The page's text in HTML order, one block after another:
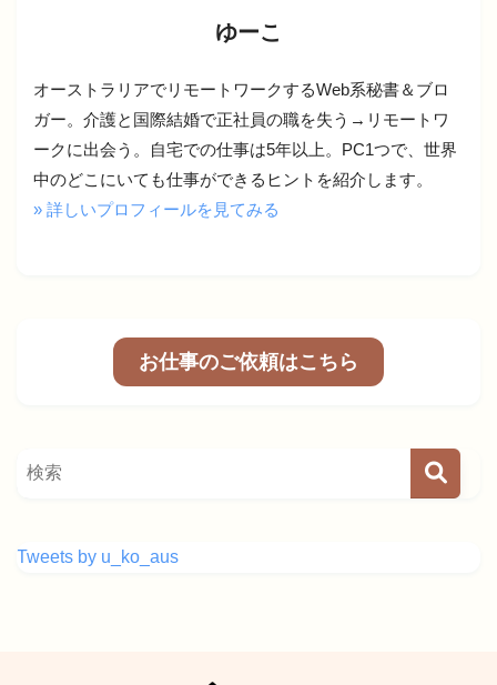
ゆーこ
オーストラリアでリモートワークするWeb系秘書＆ブロ
ガー。介護と国際結婚で正社員の職を失う→リモートワ
ークに出会う。自宅での仕事は5年以上。PC1つで、世界
中のどこにいても仕事ができるヒントを紹介します。
» 詳しいプロフィールを見てみる
お仕事のご依頼はこちら
Tweets by u_ko_aus